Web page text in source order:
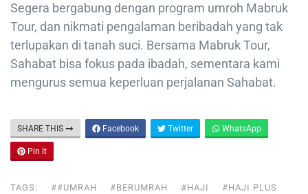
Segera bergabung dengan program umroh Mabruk
Tour, dan nikmati pengalaman beribadah yang tak
terlupakan di tanah suci. Bersama Mabruk Tour,
Sahabat bisa fokus pada ibadah, sementara kami
mengurus semua keperluan perjalanan Sahabat.
SHARE THIS Facebook Twitter WhatsApp
Pin It
TAGS: ##UMRAH #BERUMRAH #HAJI
#HAJI PLUS